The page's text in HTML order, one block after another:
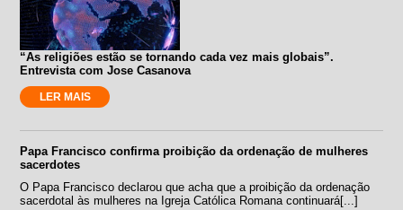
“As religiões estão se tornando cada vez mais globais”.
Entrevista com Jose Casanova
LER MAIS
Papa Francisco confirma proibição da ordenação de mulheres
sacerdotes
O Papa Francisco declarou que acha que a proibição da ordenação
sacerdotal às mulheres na Igreja Católica Romana continuará[...]